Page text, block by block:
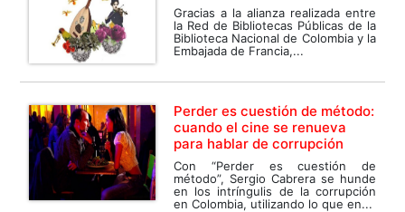
Gracias a la alianza realizada entre
la Red de Bibliotecas Públicas de la
Biblioteca Nacional de Colombia y la
Embajada de Francia,...
Perder es cuestión de método:
cuando el cine se renueva
para hablar de corrupción
Con “Perder es cuestión de
método”, Sergio Cabrera se hunde
en los intríngulis de la corrupción
en Colombia, utilizando lo que en...